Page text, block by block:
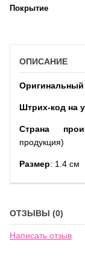
Покрытие
ОПИСАНИЕ
Оригинальный
Штрих-код на
Страна
продукция)
Размер: 1.4 см
ОТЗЫВЫ (0)
Написать отзыв